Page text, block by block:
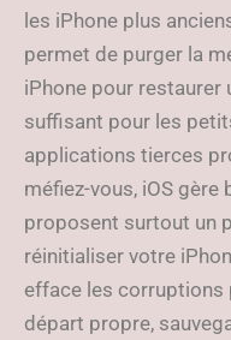
les iPhone plus
permet de purger la
iPhone pour restaurer
suffisant pour les
applications tierces
méfiez-vous, iOS gère
proposent surtout un
réinitialiser votre
efface les corruptions
départ propre,